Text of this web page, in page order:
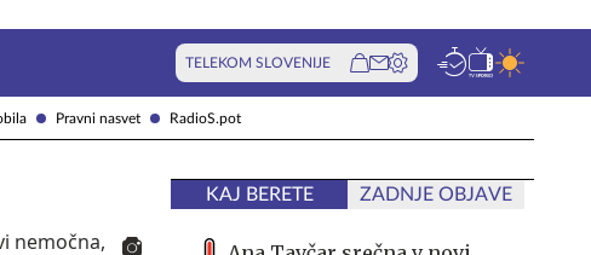
Pravni nasvet RadioS.pot
TELEKOM SLOVENIJE
KAJ BERETE ZADNJE OBJAVE